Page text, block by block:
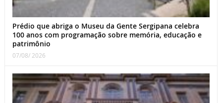
Prédio que abriga o Museu da Gente Sergipana celebra
100 anos com programação sobre memória, educação e
patrimônio
07/08/ 2026